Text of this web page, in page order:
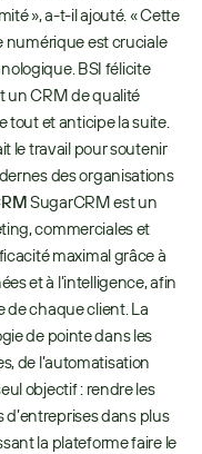
», a-t-il ajouté. « Cette
numérique est cruciale
BSI félicite
un CRM de qualité
tout et anticipe la suite.
le travail pour soutenir
des organisations
SugarCRM est un
commerciales et
maximal grâce à
et à l’intelligence, afin
de chaque client. La
de pointe dans les
de l’automatisation
objectif : rendre les
d’entreprises dans plus
la plateforme faire le